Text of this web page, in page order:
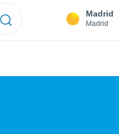
Madrid
Madrid